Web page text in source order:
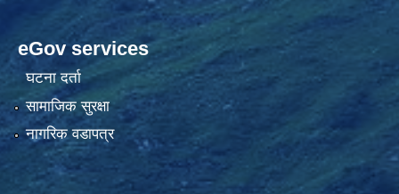
eGov services
घटना दर्ता
सामाजिक सुरक्षा
नागरिक वडापत्र